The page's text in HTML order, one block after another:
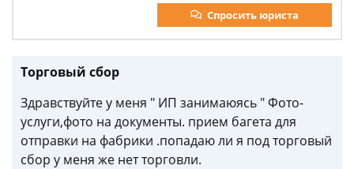
Спросить юриста
Торговый сбор
Здравствуйте у меня " ИП занимаюясь " Фото-
услуги,фото на документы. прием багета для
отправки на фабрики .попадаю ли я под торговый
сбор у меня же нет торговли.